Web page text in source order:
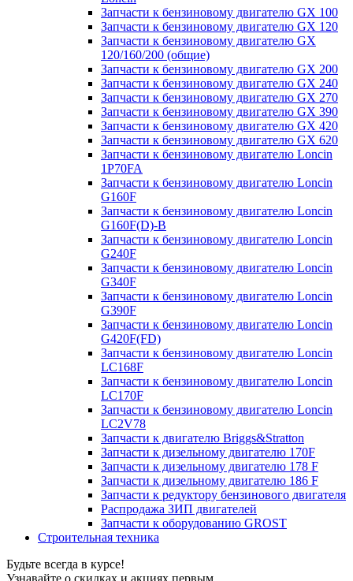
Запчасти к бензиновому двигателю GX 100
Запчасти к бензиновому двигателю GX 120
Запчасти к бензиновому двигателю GX
120/160/200 (общие)
Запчасти к бензиновому двигателю GX 200
Запчасти к бензиновому двигателю GX 240
Запчасти к бензиновому двигателю GX 270
Запчасти к бензиновому двигателю GX 390
Запчасти к бензиновому двигателю GX 420
Запчасти к бензиновому двигателю GX 620
Запчасти к бензиновому двигателю Loncin
1P70FA
Запчасти к бензиновому двигателю Loncin
G160F
Запчасти к бензиновому двигателю Loncin
G160F(D)-B
Запчасти к бензиновому двигателю Loncin
G240F
Запчасти к бензиновому двигателю Loncin
G340F
Запчасти к бензиновому двигателю Loncin
G390F
Запчасти к бензиновому двигателю Loncin
G420F(FD)
Запчасти к бензиновому двигателю Loncin
LC168F
Запчасти к бензиновому двигателю Loncin
LC170F
Запчасти к бензиновому двигателю Loncin
LC2V78
Запчасти к двигателю Briggs&Stratton
Запчасти к дизельному двигателю 170F
Запчасти к дизельному двигателю 178 F
Запчасти к дизельному двигателю 186 F
Запчасти к редуктору бензинового двигателя
Распродажа ЗИП двигателей
Запчасти к оборудованию GROST
Строительная техника
Будьте всегда в курсе!
Узнавайте о скидках и акциях первым